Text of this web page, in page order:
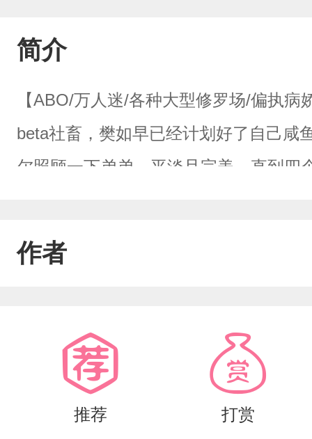
简介
【ABO/万人迷/各种大型修罗场/偏执
beta社畜，樊如早已经计划好了自己咸
尔照顾一下弟弟。平淡且完美。直到四
齿：“不会，不会再把你弄丢了。”昔日
耳朵，语气却阴鸷的很：“哥哥，真不
彼此不顺眼，战争一触即发。一头雾
大眼瞪小眼，同时苦恼极了：“今天的
作者
推荐 打赏